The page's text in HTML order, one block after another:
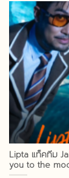
Lipta แท็คทีม
you to the